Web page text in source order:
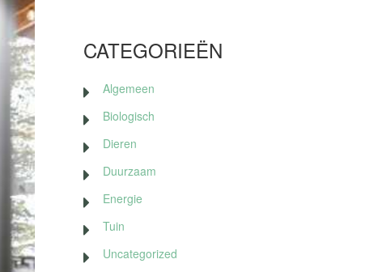
CATEGORIEËN
Algemeen
Biologisch
Dieren
Duurzaam
Energie
Tuin
Uncategorized